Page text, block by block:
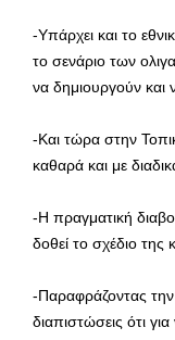
-Υπάρχει και το
το σενάριο των
να δημιουργούν και
-Και τώρα στην
καθαρά και με
-Η πραγματική
δοθεί το σχέδιο της
-Παραφράζοντας
διαπιστώσεις ότι